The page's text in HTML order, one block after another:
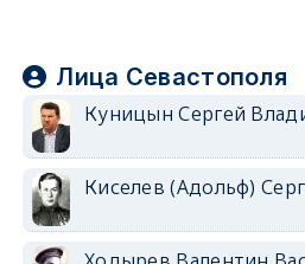
Лица Севастополя
Куницын Сергей
Киселев (Адольф)